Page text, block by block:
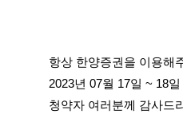
항상 한양증권을 이용해
2023년 07월 17일 ~ 18
청약자 여러분께 감사드